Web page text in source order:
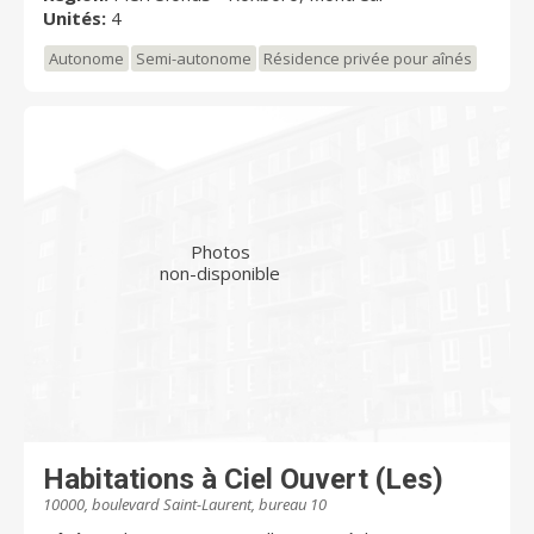
Unités: 4
Autonome Semi-autonome Résidence privée pour aînés
Photos
non-disponible
Habitations à Ciel Ouvert (Les)
10000, boulevard Saint-Laurent, bureau 10